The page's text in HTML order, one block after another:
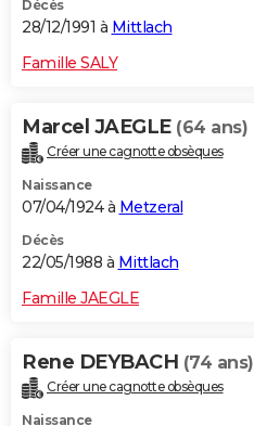
Décès
28/12/1991 à Mittlach
Famille SALY
Marcel JAEGLE (64 ans)
Créer une cagnotte obsèques
Naissance
07/04/1924 à Metzeral
Décès
22/05/1988 à Mittlach
Famille JAEGLE
Rene DEYBACH (74 ans)
Créer une cagnotte obsèques
Naissance